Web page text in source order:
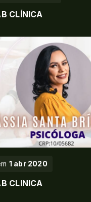
CLÍNICA
1 abr 2020
CLINICA